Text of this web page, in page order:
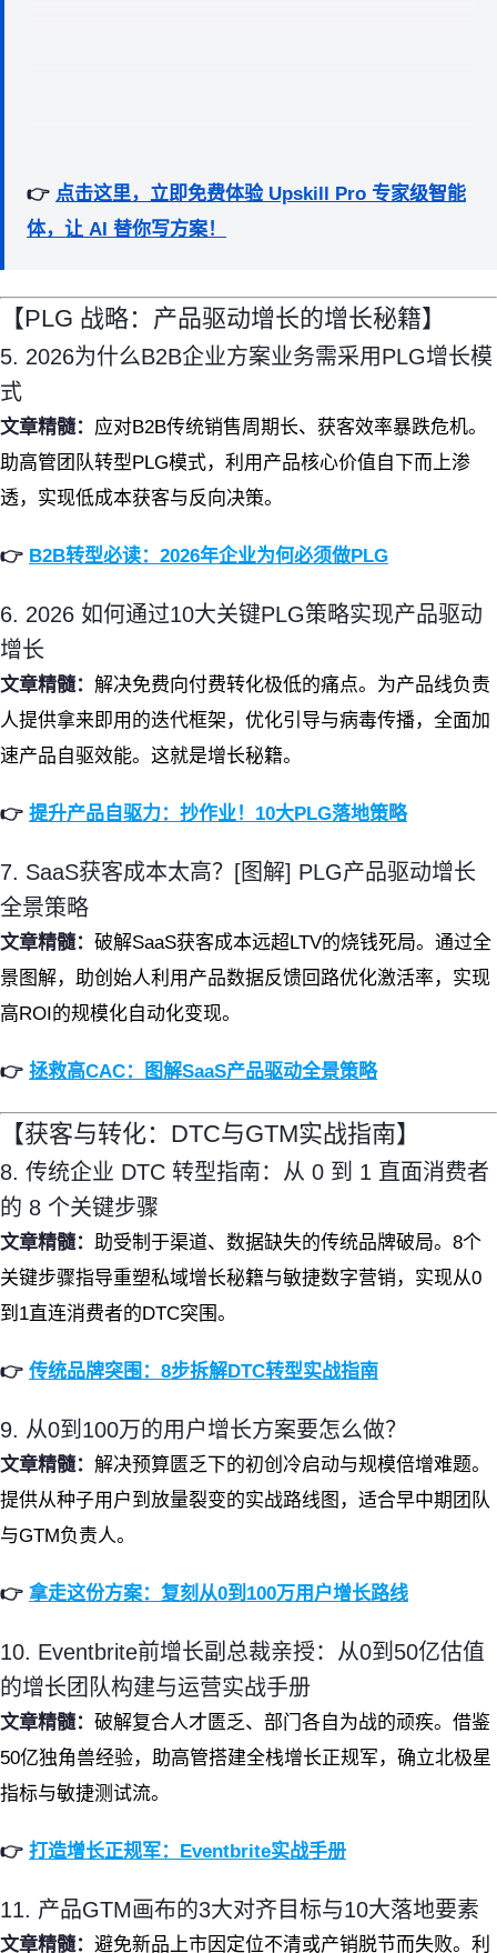
👉 点击这里，立即免费体验 Upskill Pro 专家级智能
体，让 AI 替你写方案！
【PLG 战略：产品驱动增长的增长秘籍】
5. 2026为什么B2B企业方案业务需采用PLG增长模
式
文章精髓： 应对B2B传统销售周期长、获客效率暴跌危机。
助高管团队转型PLG模式，利用产品核心价值自下而上渗
透，实现低成本获客与反向决策。
👉 B2B转型必读：2026年企业为何必须做PLG
6. 2026 如何通过10大关键PLG策略实现产品驱动
增长
文章精髓： 解决免费向付费转化极低的痛点。为产品线负责
人提供拿来即用的迭代框架，优化引导与病毒传播，全面加
速产品自驱效能。这就是增长秘籍。
👉 提升产品自驱力：抄作业！10大PLG落地策略
7. SaaS获客成本太高？[图解] PLG产品驱动增长
全景策略
文章精髓： 破解SaaS获客成本远超LTV的烧钱死局。通过全
景图解，助创始人利用产品数据反馈回路优化激活率，实现
高ROI的规模化自动化变现。
👉 拯救高CAC：图解SaaS产品驱动全景策略
【获客与转化：DTC与GTM实战指南】
8. 传统企业 DTC 转型指南：从 0 到 1 直面消费者
的 8 个关键步骤
文章精髓： 助受制于渠道、数据缺失的传统品牌破局。8个
关键步骤指导重塑私域增长秘籍与敏捷数字营销，实现从0
到1直连消费者的DTC突围。
👉 传统品牌突围：8步拆解DTC转型实战指南
9. 从0到100万的用户增长方案要怎么做？
文章精髓： 解决预算匮乏下的初创冷启动与规模倍增难题。
提供从种子用户到放量裂变的实战路线图，适合早中期团队
与GTM负责人。
👉 拿走这份方案：复刻从0到100万用户增长路线
10. Eventbrite前增长副总裁亲授：从0到50亿估值
的增长团队构建与运营实战手册
文章精髓： 破解复合人才匮乏、部门各自为战的顽疾。借鉴
50亿独角兽经验，助高管搭建全栈增长正规军，确立北极星
指标与敏捷测试流。
👉 打造增长正规军：Eventbrite实战手册
11. 产品GTM画布的3大对齐目标与10大落地要素
文章精髓： 避免新品上市因定位不清或产销脱节而失败。利